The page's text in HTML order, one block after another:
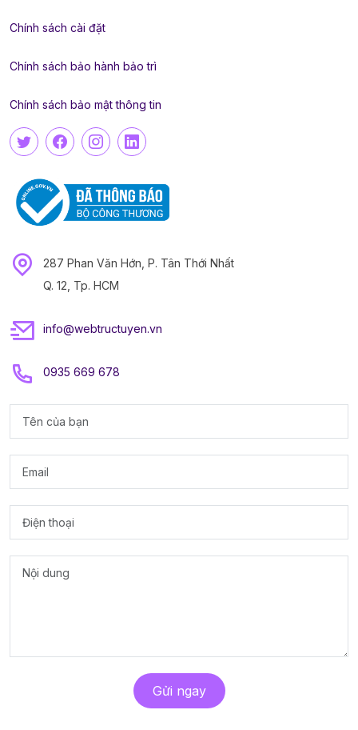
Chính sách cài đặt
Chính sách bảo hành bảo trì
Chính sách bảo mật thông tin
287 Phan Văn Hớn, P. Tân Thới Nhất
Q. 12, Tp. HCM
info@webtructuyen.vn
0935 669 678
Gửi ngay